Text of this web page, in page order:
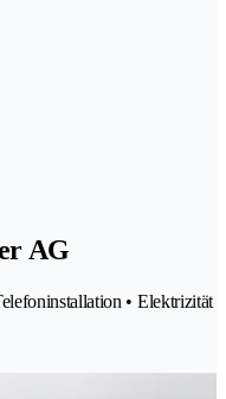
AG
• Elektrizität